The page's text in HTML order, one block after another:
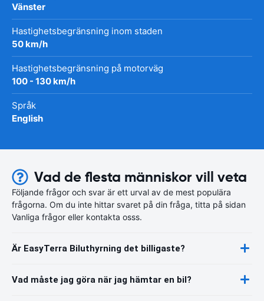
Vänster
Hastighetsbegränsning inom staden
50 km/h
Hastighetsbegränsning på motorväg
100 - 130 km/h
Språk
English
Vad de flesta människor vill veta
Följande frågor och svar är ett urval av de mest populära
frågorna. Om du inte hittar svaret på din fråga, titta på sidan
Vanliga frågor eller kontakta osss.
Är EasyTerra Biluthyrning det billigaste?
Vad måste jag göra när jag hämtar en bil?